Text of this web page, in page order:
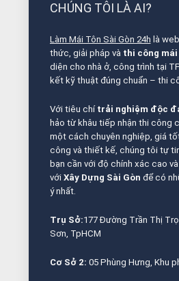
CHÚNG TÔI LÀ AI?
Làm Mái Tôn Sài Gòn 24h là
thức, giải pháp và thi công
diện cho nhà ở, công trình tại
kết kỹ thuật đúng chuẩn – thi
Với tiêu chí trải nghiệm độc
hảo từ khâu tiếp nhận thi công
một cách chuyên nghiệp, giá
công và thiết kế, chúng tôi tự
bạn cần với độ chính xác cao
với Xây Dựng Sài Gòn để có
ý nhất.
Trụ Sở:177 Đường Trần Thị
Sơn, TpHCM
Cơ Sở 2: 05 Phùng Hưng, Khu